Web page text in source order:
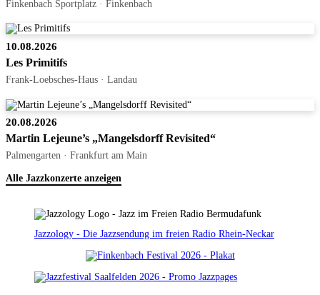
Finkenbach Sportplatz · Finkenbach
10.08.2026
Les Primitifs
Frank-Loebsches-Haus · Landau
20.08.2026
Martin Lejeune’s „Mangelsdorff Revisited“
Palmengarten · Frankfurt am Main
Alle Jazzkonzerte anzeigen
Jazzology - Die Jazzsendung im freien Radio Rhein-Neckar